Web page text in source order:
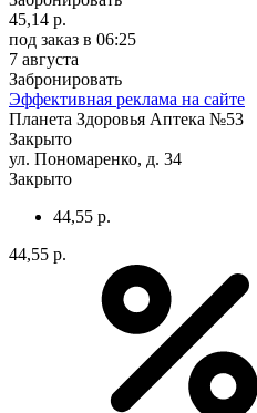
45,14 р.
под заказ в 06:25
7 августа
Забронировать
Эффективная реклама на сайте
Планета Здоровья Аптека №53
Закрыто
ул. Пономаренко, д. 34
Закрыто
44,55 р.
44,55 р.